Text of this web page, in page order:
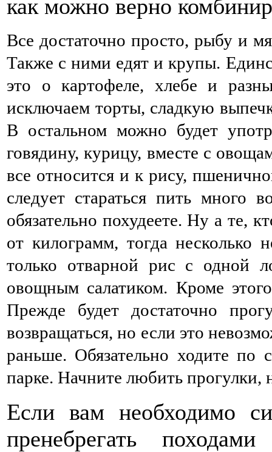
как можно верно
Все достаточно просто, рыбу и
Также с ними едят и крупы.
это о картофеле, хлебе и
исключаем торты, сладкую
В остальном можно будет
говядину, курицу, вместе с
все относится и к рису,
следует стараться пить
обязательно похудеете. Ну а те,
от килограмм, тогда
только отварной рис с одной
овощным салатиком. Кроме
Прежде будет достаточно
возвращаться, но если это
раньше. Обязательно ходите по
парке. Начните любить
Если вам необходимо
пренебрегать